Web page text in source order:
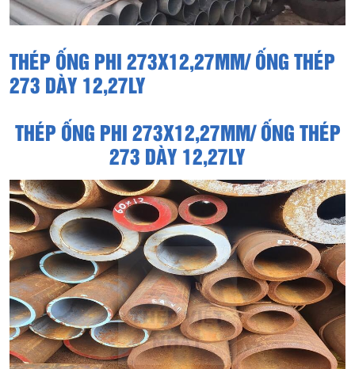
THÉP ỐNG PHI 273X12,27MM/ ỐNG THÉP
273 DÀY 12,27LY
THÉP ỐNG PHI 273X12,27MM/ ỐNG THÉP
273 DÀY 12,27LY